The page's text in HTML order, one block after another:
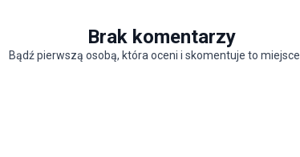
Brak komentarzy
Bądź pierwszą osobą, która oceni i skomentuje to miejsce